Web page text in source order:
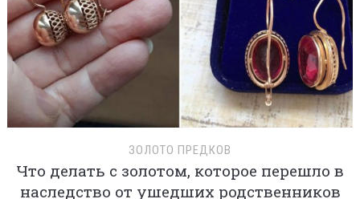
ЗОЛОТО ПРЕДКОВ
Что делать с золотом, которое перешло в
наследство от ушедших родственников